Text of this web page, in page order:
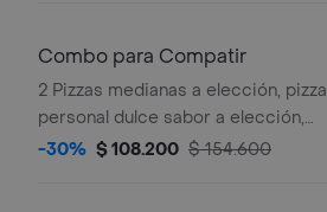
Combo para Compatir
2 Pizzas medianas a elección, pizza
personal dulce sabor a elección,
Coca-Cola Sabor Original 1.5 L.
-30% $ 108.200 $ 154.600